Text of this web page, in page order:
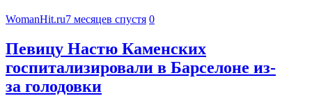
WomanHit.ru7 месяцев спустя 0
Певицу Настю Каменских
госпитализировали в Барселоне из-
за голодовки